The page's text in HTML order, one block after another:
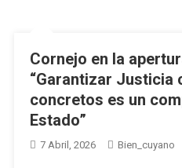
Cornejo en la
“Garantizar Justicia
concretos es un
Estado”
7 Abril, 2026 Bien_cuyano